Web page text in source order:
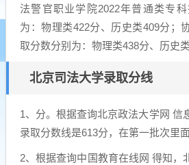
法警官职业学院2022年普通类专
为：物理类422分、历史类409分；
取分数分别为：物理类438分、历史类
北京司法大学录取分线
1、分。根据查询北京政法大学网 信
录取分数线是613分，在第一批次里面
2、根据查询中国教育在线网 得知，